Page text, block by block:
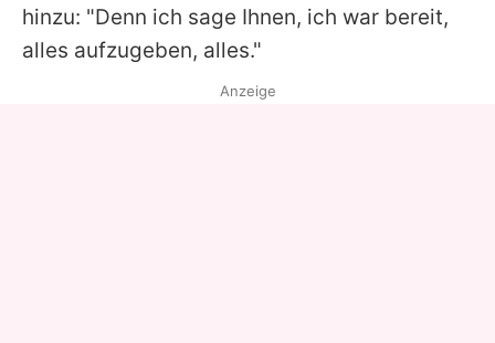
hinzu: "Denn ich sage Ihnen, ich war bereit,
alles aufzugeben, alles."
Anzeige